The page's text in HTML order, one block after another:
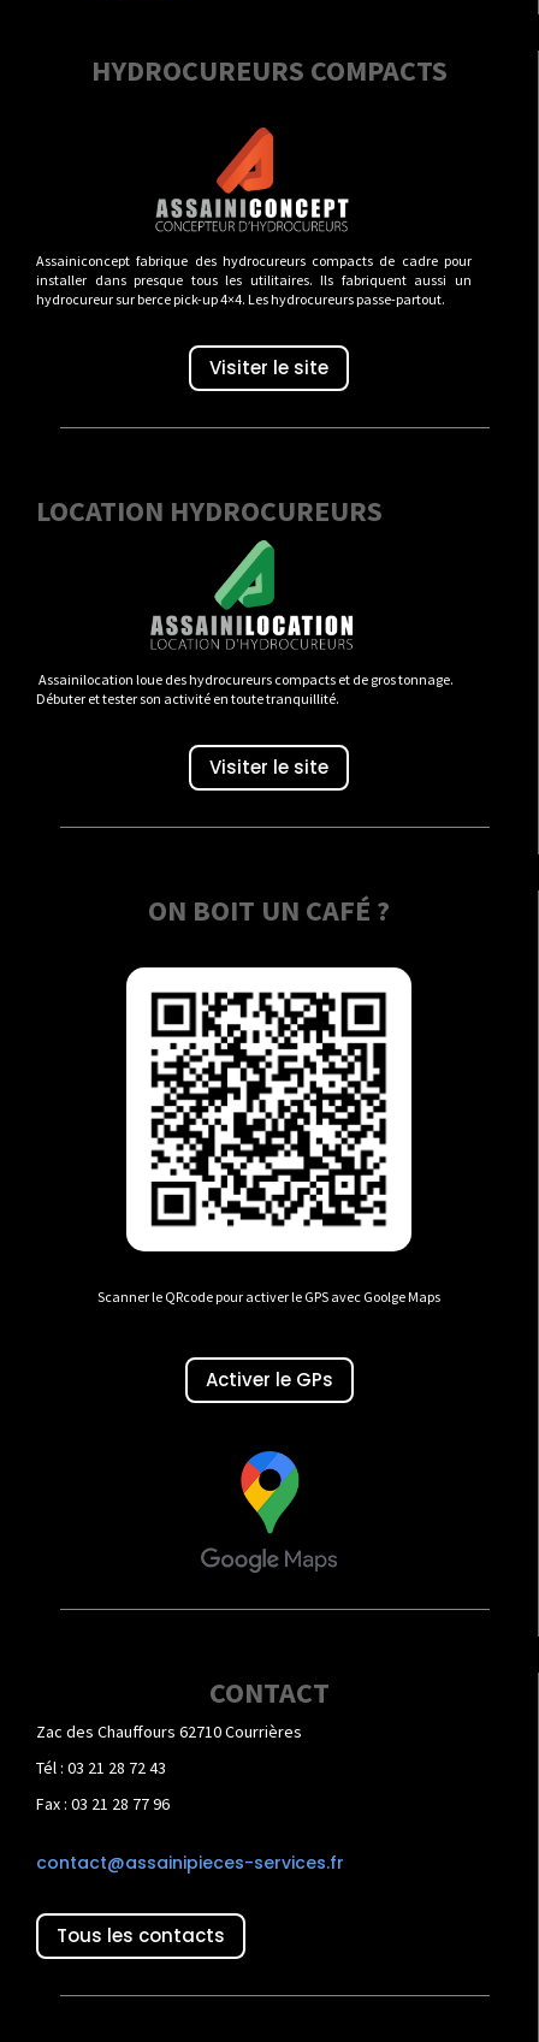
HYDROCUREURS COMPACTS
Assainiconcept fabrique des hydrocureurs compacts de cadre pour
installer dans presque tous les utilitaires. Ils fabriquent aussi un
hydrocureur sur berce pick-up 4×4. Les hydrocureurs passe-partout.
Visiter le site
LOCATION HYDROCUREURS
Assainilocation loue des hydrocureurs compacts et de gros tonnage.
Débuter et tester son activité en toute tranquillité.
Visiter le site
ON BOIT UN CAFÉ ?
Scanner le QRcode pour activer le GPS avec Goolge Maps
Activer le GPs
CONTACT
Zac des Chauffours 62710 Courrières
Tél : 03 21 28 72 43
Fax : 03 21 28 77 96
contact@assainipieces-services.fr
Tous les contacts